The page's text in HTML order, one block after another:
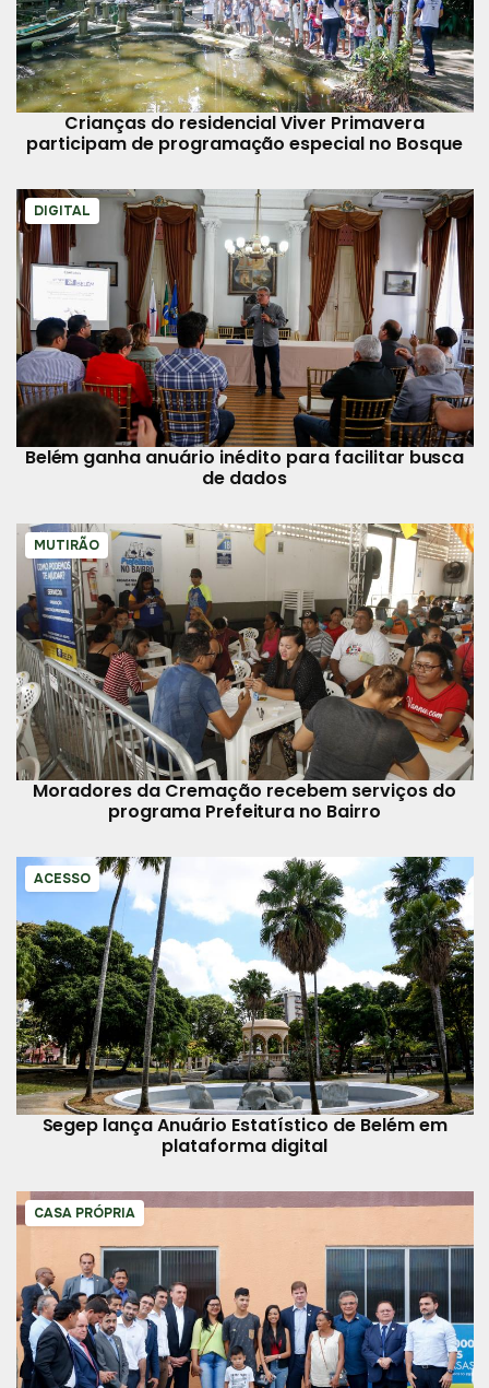
Crianças do residencial Viver Primavera
participam de programação especial no Bosque
DIGITAL
Belém ganha anuário inédito para facilitar busca
de dados
MUTIRÃO
Moradores da Cremação recebem serviços do
programa Prefeitura no Bairro
ACESSO
Segep lança Anuário Estatístico de Belém em
plataforma digital
CASA PRÓPRIA